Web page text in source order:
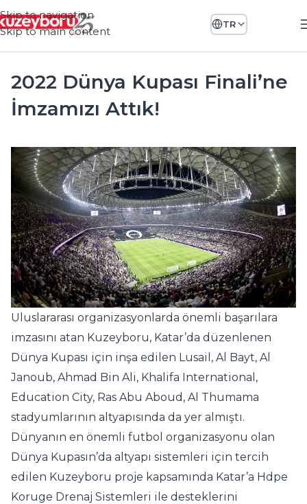
Skip to navigation
Skip to main content
TR
2022 Dünya Kupası Finali’ne
İmzamızı Attık!
Uluslararası organizasyonlarda önemli başarılara
imzasını atan Kuzeyboru, Katar’da düzenlenen
Dünya Kupası için inşa edilen Lusail, Al Bayt, Al
Janoub, Ahmad Bin Ali, Khalifa International,
Education City, Ras Abu Aboud, Al Thumama
stadyumlarının altyapısında da yer almıştı.
Dünyanın en önemli futbol organizasyonu olan
Dünya Kupasın’da altyapı sistemleri için tercih
edilen Kuzeyboru proje kapsamında Katar’a Hdpe
Koruge Drenaj Sistemleri ile desteklerini